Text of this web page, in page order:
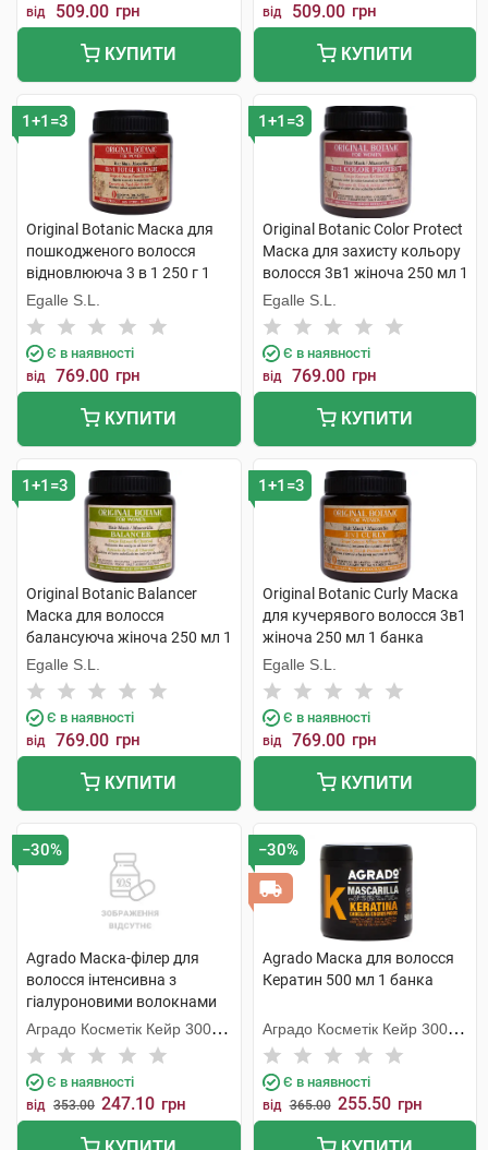
від 509.00 грн
КУПИТИ
від 509.00 грн
КУПИТИ
1+1=3
Original Botanic Маска для
пошкодженого волосся
відновлююча 3 в 1 250 г 1
банка
Egalle S.L.
Є в наявності
від 769.00 грн
КУПИТИ
1+1=3
Original Botanic Color Protect
Маска для захисту кольору
волосся 3в1 жіноча 250 мл 1
банка
Egalle S.L.
Є в наявності
від 769.00 грн
КУПИТИ
1+1=3
Original Botanic Balancer
Маска для волосся
балансуюча жіноча 250 мл 1
банка
Egalle S.L.
Є в наявності
від 769.00 грн
КУПИТИ
1+1=3
Original Botanic Curly Маска
для кучерявого волосся 3в1
жіноча 250 мл 1 банка
Egalle S.L.
Є в наявності
від 769.00 грн
КУПИТИ
−30%
Agrado Маска-філер для
волосся інтенсивна з
гіалуроновими волокнами
400 мл 1 банка
Аградо Косметік Кейр 3000
С.Л.У.
Є в наявності
від 353.00 247.10 грн
−30%
Agrado Маска для волосся
Кератин 500 мл 1 банка
Аградо Косметік Кейр 3000
С.Л.У.
Є в наявності
від 365.00 255.50 грн